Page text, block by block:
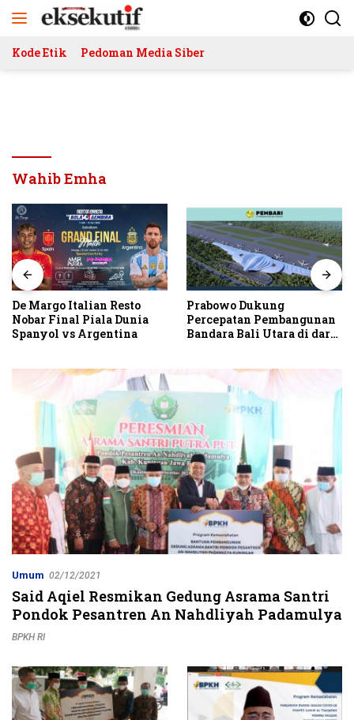
Kode Etik Pedoman Media Siber
Wahib Emha
De Margo Italian Resto
Nobar Final Piala Dunia
Spanyol vs Argentina
Prabowo Dukung
Percepatan Pembangunan
Bandara Bali Utara di darat
Umum 02/12/2021
Said Aqiel Resmikan Gedung Asrama Santri
Pondok Pesantren An Nahdliyah Padamulya
BPKH RI